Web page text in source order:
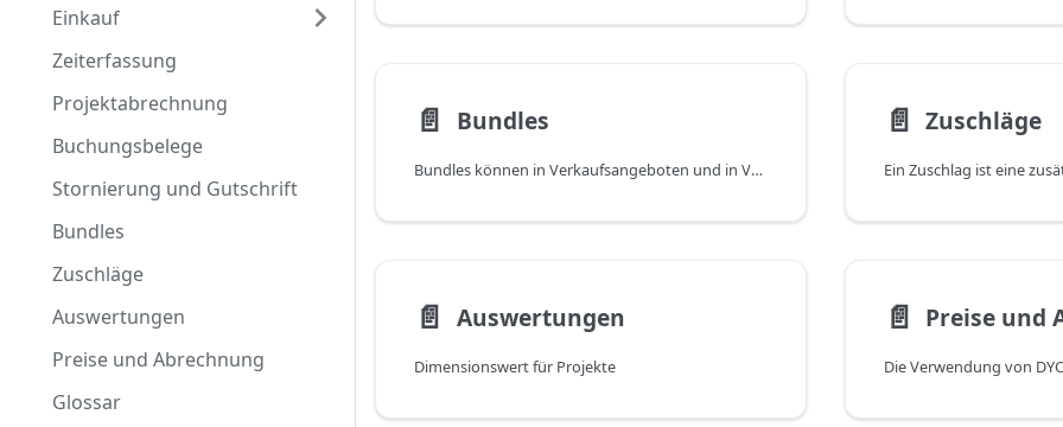
Einkauf
Zeiterfassung
Projektabrechnung
Buchungsbelege
Stornierung und Gutschrift
Bundles
Zuschläge
Auswertungen
Preise und Abrechnung
Glossar
📄️ Bundles
Bundles können in Verkaufsangeboten und in Verkaufsaufträgen verwendet werden. Es handelt sich dabei um eine Zusammenfassung einzelner Komponenten zu einem eigenständigen Produkt. Zusätzlich kann mithilfe von Formatierungen gesteuert werden, welche Inhalte und wie diese Inhalte auf Druckbelegen ausgegeben werden sollen. Bundles und Formatierungen sind Teil der App DYCE Easy Bundle Seller, welche zum Lieferumfang von DYCE Project Billing gehört.
📄️ Zuschläge
📄️ Auswertungen
Dimensionswert für Projekte
📄️ Preise und